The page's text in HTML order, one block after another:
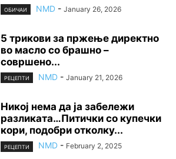
ОБИЧАИ NMD - January 26, 2026
5 трикови за пржење директно
во масло со брашно –
совршено...
РЕЦЕПТИ NMD - January 21, 2026
Никој нема да ја забележи
разликата…Питички со купечки
кори, подобри отколку...
РЕЦЕПТИ NMD - February 2, 2025